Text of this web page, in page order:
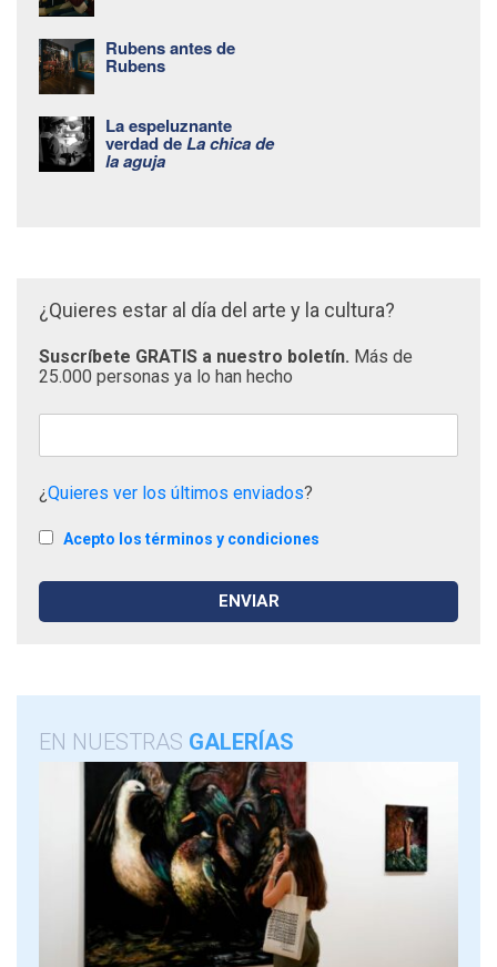
Rubens antes de
Rubens
La espeluznante
verdad deLa chica de
la aguja
¿Quieres estar al día del arte y la cultura?
Suscríbete GRATIS a nuestro boletín. Más de
25.000 personas ya lo han hecho
¿Quieres ver los últimos enviados?
Acepto los términos y condiciones
EN NUESTRAS GALERÍAS